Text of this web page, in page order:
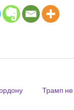
Трамп не